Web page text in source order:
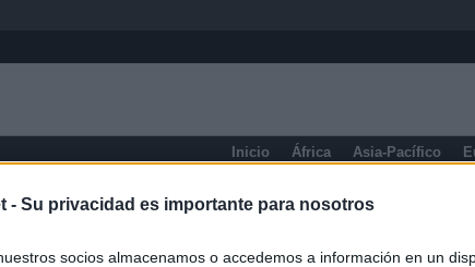
- Su privacidad es importante para nosotros
socios almacenamos o accedemos a información en un
Inicio África Asia-Pacífico